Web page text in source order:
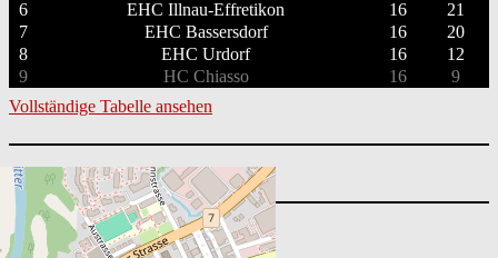
6
EHC Illnau-Effretikon 16
21
7
EHC Bassersdorf 16
20
8
EHC Urdorf 16
12
9
HC Chiasso 16
9
Vollständige Tabelle ansehen
Suchen
nach: